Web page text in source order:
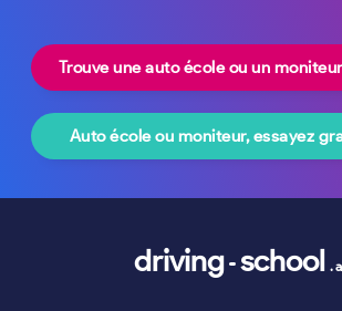
Trouve une auto école ou un
Auto école ou moniteur, essayez
driving school